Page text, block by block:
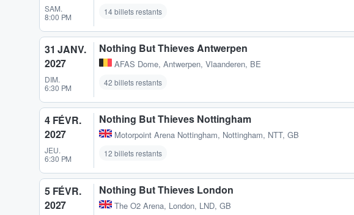
SAM.
8:00 PM
14 billets restants
31 JANV.
2027
DIM.
6:30 PM
Nothing But Thieves Antwerpen
AFAS Dome, Antwerpen, Vlaanderen, BE
42 billets restants
4 FÉVR.
2027
JEU.
6:30 PM
Nothing But Thieves Nottingham
Motorpoint Arena Nottingham, Nottingham, NTT, GB
12 billets restants
5 FÉVR.
2027
Nothing But Thieves London
The O2 Arena, London, LND, GB